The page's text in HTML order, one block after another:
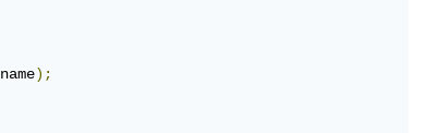
name);